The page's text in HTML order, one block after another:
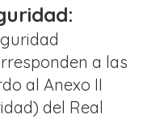
a las
al Anexo II
del Real